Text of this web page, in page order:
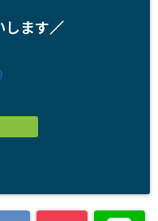
します／